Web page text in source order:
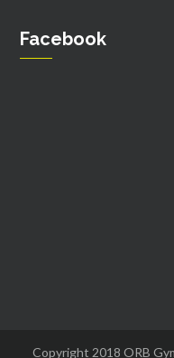
Facebook
Copyright 2018 ORB